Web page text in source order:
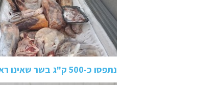
נתפסו כ-500 ק"ג בשר שאינו ראוי למאכל אדם באיטליז בטמרה:…